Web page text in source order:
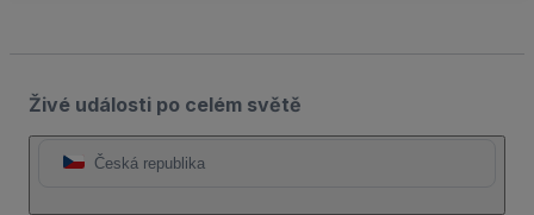
Živé události po celém světě
Česká republika